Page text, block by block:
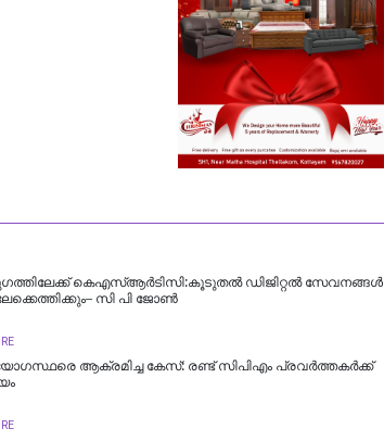
കെഎസ്ആർടിസി:കൂടുതൽ ഡിജിറ്റൽ സേവനങ്ങൾ
സി പി ജോൺ
ആക്രമിച്ച കേസ്: രണ്ട് സിപിഎം പ്രവർത്തകർക്ക്